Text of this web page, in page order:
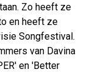
Zo heeft ze
en heeft ze
Songfestival.
van Davina
en 'Better